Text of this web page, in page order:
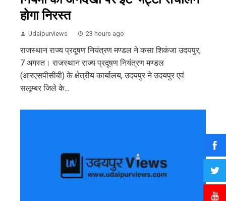
होगा निरस्त
Udaipurviews 23 hours ago
राजस्थान राज्य प्रदूषण नियंत्रण मण्डल ने कसा शिकंजा उदयपुर,
7 अगस्त। राजस्थान राज्य प्रदूषण नियंत्रण मण्डल
(आरएसपीसीबी) के क्षेत्रीय कार्यालय, उदयपुर ने उदयपुर एवं
सलूम्बर जिले के...